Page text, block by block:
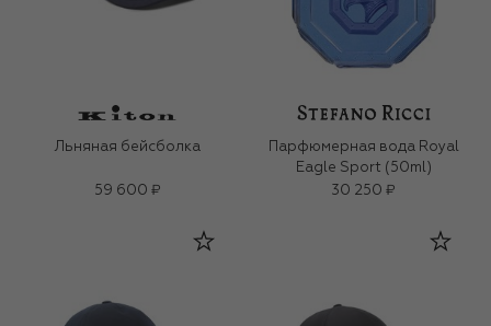
Льняная бейсболка
59 600 ₽
Парфюмерная вода Royal
Eagle Sport (50ml)
30 250 ₽